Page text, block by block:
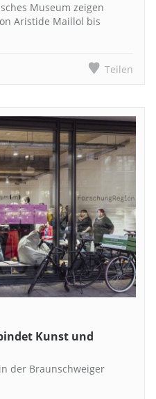
Museum zeigen
Aristide Maillol bis
Teilen
Kunst und
der Braunschweiger